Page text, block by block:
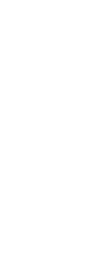
bruxelloise forme